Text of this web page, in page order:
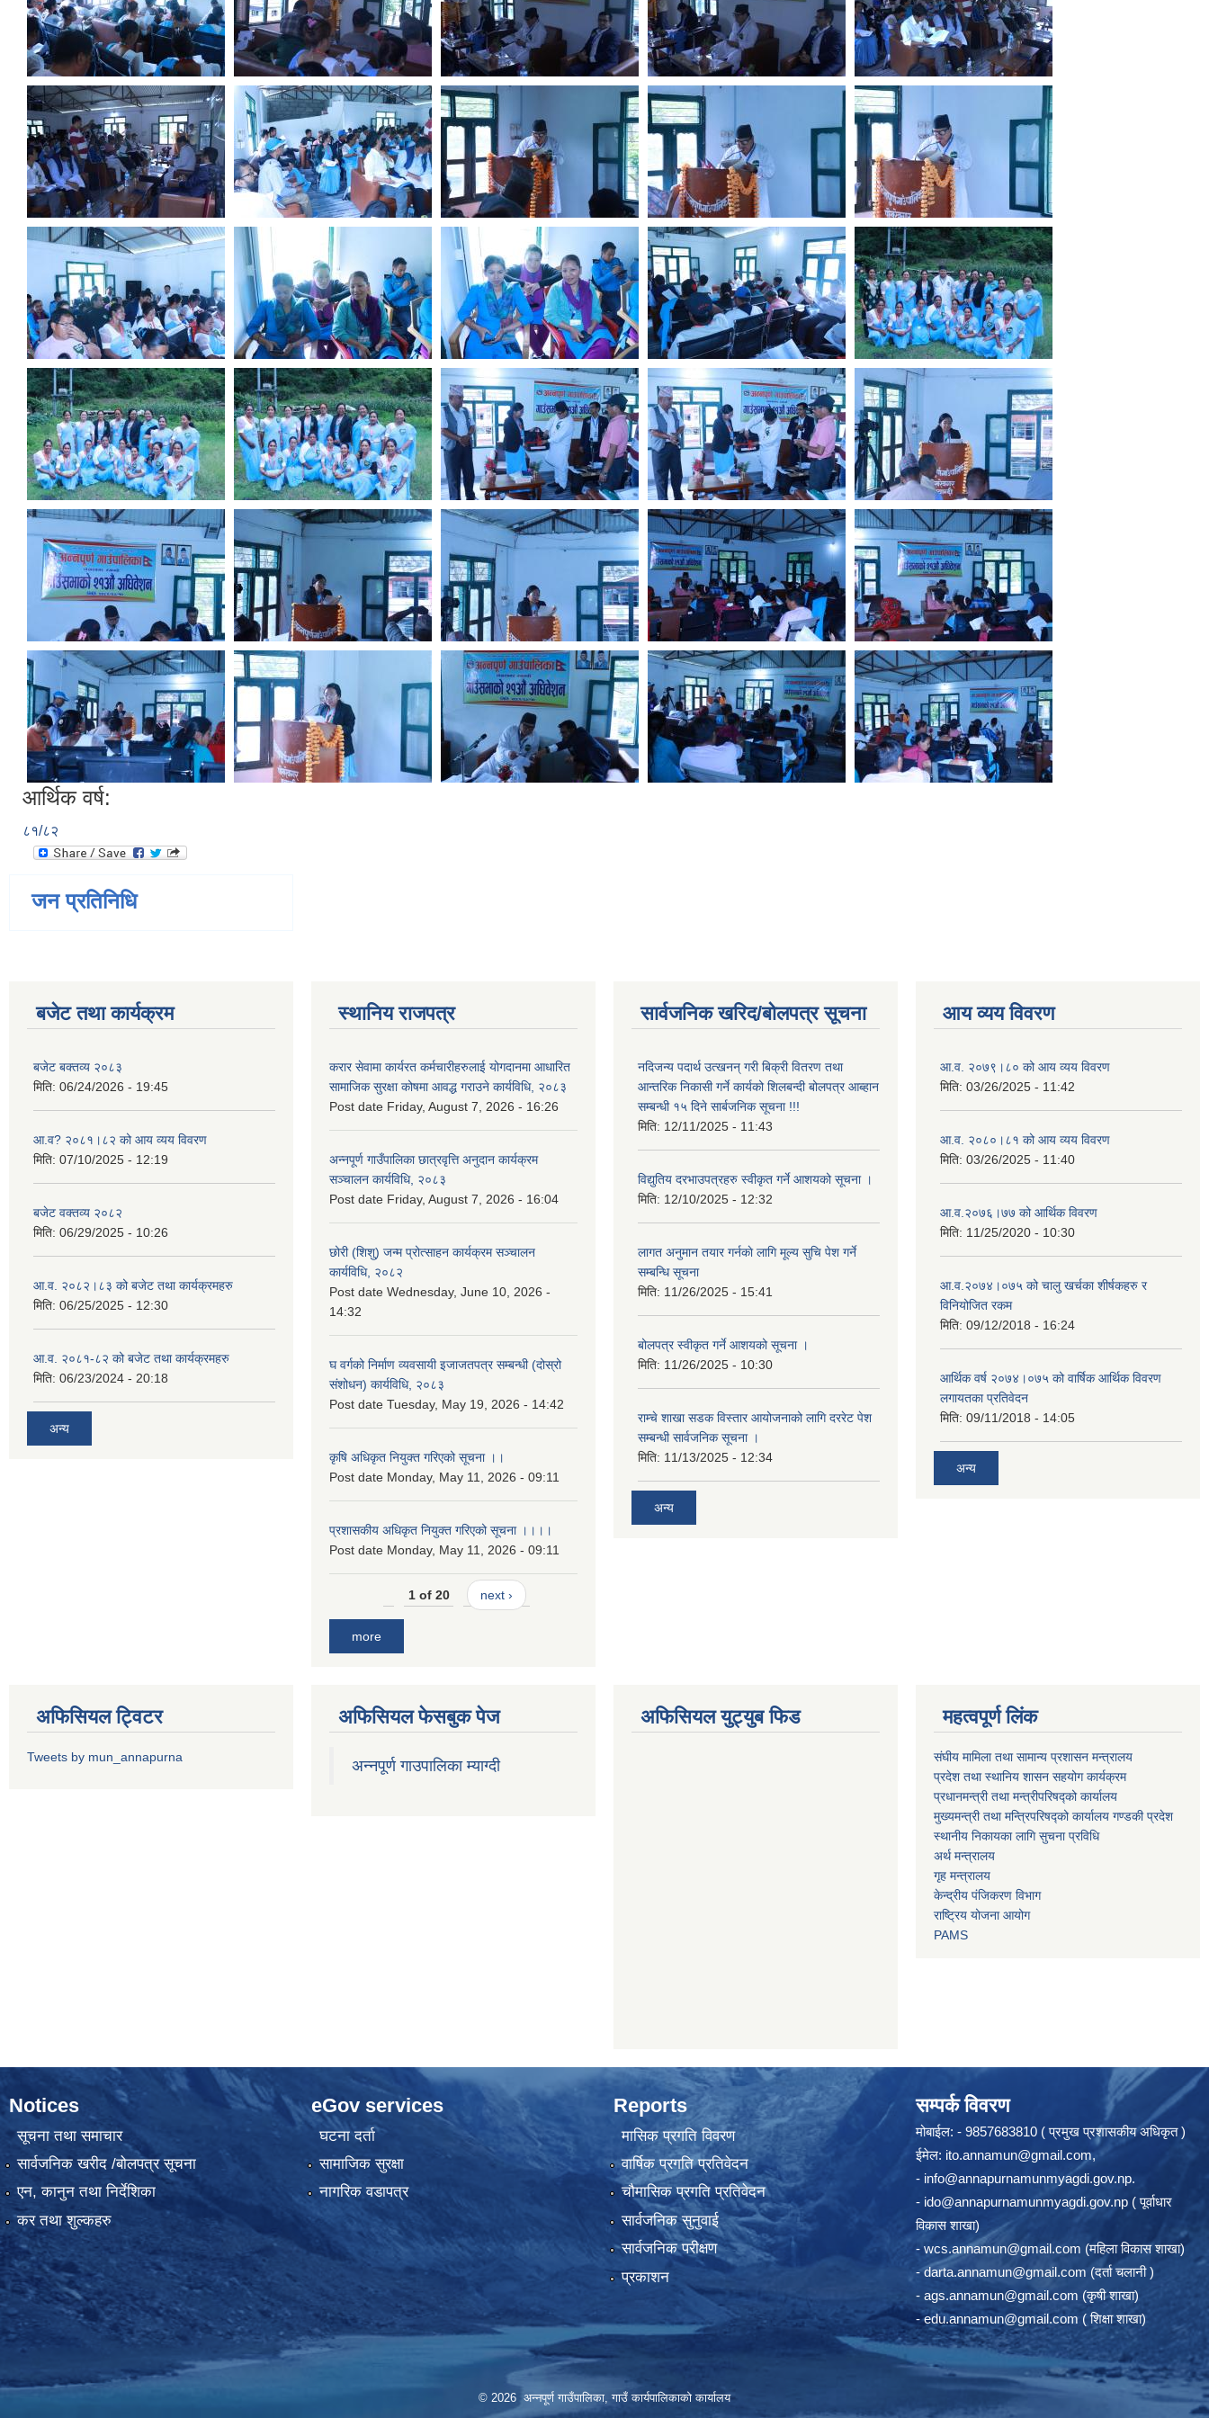
आर्थिक वर्ष:
८१/८२
जन प्रतिनिधि
बजेट तथा कार्यक्रम
बजेट बक्तव्य २०८३
मिति: 06/24/2026 - 19:45
आ.व? २०८१।८२ को आय व्यय विवरण
मिति: 07/10/2025 - 12:19
बजेट वक्तव्य २०८२
मिति: 06/29/2025 - 10:26
आ.व. २०८२।८३ को बजेट तथा कार्यक्रमहरु
मिति: 06/25/2025 - 12:30
आ.व. २०८१-८२ को बजेट तथा कार्यक्रमहरु
मिति: 06/23/2024 - 20:18
अन्य
स्थानिय राजपत्र
करार सेवामा कार्यरत कर्मचारीहरुलाई योगदानमा आधारित
सामाजिक सुरक्षा कोषमा आवद्ध गराउने कार्यविधि, २०८३
Post date Friday, August 7, 2026 - 16:26
अन्नपूर्ण गाउँपालिका छात्रवृत्ति अनुदान कार्यक्रम
सञ्चालन कार्यविधि, २०८३
Post date Friday, August 7, 2026 - 16:04
छोरी (शिशु) जन्म प्रोत्साहन कार्यक्रम सञ्चालन
कार्यविधि, २०८२
Post date Wednesday, June 10, 2026 -
14:32
घ वर्गको निर्माण व्यवसायी इजाजतपत्र सम्बन्धी (दोस्रो
संशोधन) कार्यविधि, २०८३
Post date Tuesday, May 19, 2026 - 14:42
कृषि अधिकृत नियुक्त गरिएको सूचना ।।
Post date Monday, May 11, 2026 - 09:11
प्रशासकीय अधिकृत नियुक्त गरिएको सूचना ।।।।
Post date Monday, May 11, 2026 - 09:11
1 of 20 next ›
more
सार्वजनिक खरिद/बोलपत्र सूचना
नदिजन्य पदार्थ उत्खनन् गरी बिक्री वितरण तथा
आन्तरिक निकासी गर्ने कार्यको शिलबन्दी बोलपत्र आब्हान
सम्बन्धी १५ दिने सार्बजनिक सूचना !!!
मिति: 12/11/2025 - 11:43
विद्युतिय दरभाउपत्रहरु स्वीकृत गर्ने आशयको सूचना ।
मिति: 12/10/2025 - 12:32
लागत अनुमान तयार गर्नकाे लागि मूल्य सुचि पेश गर्ने
सम्बन्धि सूचना
मिति: 11/26/2025 - 15:41
बोलपत्र स्वीकृत गर्ने आशयको सूचना ।
मिति: 11/26/2025 - 10:30
राम्चे शाखा सडक विस्तार आयोजनाको लागि दररेट पेश
सम्बन्धी सार्वजनिक सूचना ।
मिति: 11/13/2025 - 12:34
अन्य
आय व्यय विवरण
आ.व. २०७९।८० को आय व्यय विवरण
मिति: 03/26/2025 - 11:42
आ.व. २०८०।८१ को आय व्यय विवरण
मिति: 03/26/2025 - 11:40
आ.व.२०७६।७७ को आर्थिक विवरण
मिति: 11/25/2020 - 10:30
आ.व.२०७४।०७५ को चालु खर्चका शीर्षकहरु र
विनियोजित रकम
मिति: 09/12/2018 - 16:24
आर्थिक वर्ष २०७४।०७५ को वार्षिक आर्थिक विवरण
लगायतका प्रतिवेदन
मिति: 09/11/2018 - 14:05
अन्य
अफिसियल ट्विटर
Tweets by mun_annapurna
अफिसियल फेसबुक पेज
अन्नपूर्ण गाउपालिका म्याग्दी
अफिसियल युट्युब फिड महत्वपूर्ण लिंक
संघीय मामिला तथा सामान्य प्रशासन मन्त्रालय
प्रदेश तथा स्थानिय शासन सहयोग कार्यक्रम
प्रधानमन्त्री तथा मन्त्रीपरिषद्को कार्यालय
मुख्यमन्त्री तथा मन्त्रिपरिषद्को कार्यालय गण्डकी प्रदेश
स्थानीय निकायका लागि सुचना प्रविधि
अर्थ मन्त्रालय
गृह मन्त्रालय
केन्द्रीय पंजिकरण विभाग
राष्ट्रिय योजना आयोग
PAMS
Notices
सूचना तथा समाचार
सार्वजनिक खरीद /बोलपत्र सूचना
एन, कानुन तथा निर्देशिका
कर तथा शुल्कहरु
eGov services
घटना दर्ता
सामाजिक सुरक्षा
नागरिक वडापत्र
Reports
मासिक प्रगति विवरण
वार्षिक प्रगति प्रतिवेदन
चौमासिक प्रगति प्रतिवेदन
सार्वजनिक सुनुवाई
सार्वजनिक परीक्षण
प्रकाशन
सम्पर्क विवरण
मोबाईल: - 9857683810 ( प्रमुख प्रशासकीय अधिकृत )
ईमेल: ito.annamun@gmail.com,
- info@annapurnamunmyagdi.gov.np.
- ido@annapurnamunmyagdi.gov.np ( पूर्वाधार
विकास शाखा)
- wcs.annamun@gmail.com (महिला विकास शाखा)
-darta.annamun@gmail.com (दर्ता चलानी )
- ags.annamun@gmail.com (कृषी शाखा)
-edu.annamun@gmail.com ( शिक्षा शाखा)
© 2026 अन्‍नपूर्ण गाउँपालिका, गाउँ कार्यपालिकाको कार्यालय